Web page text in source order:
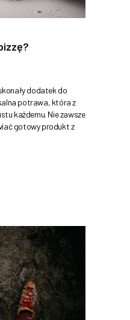
dodatek do
potrawa, która z
każdemu. Nie zawsze
gotowy produkt z